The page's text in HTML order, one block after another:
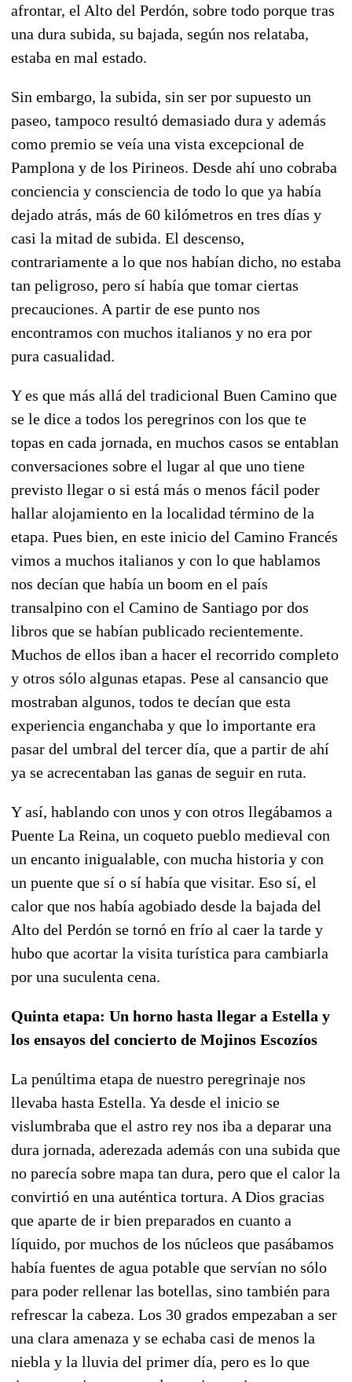
afrontar, el Alto del Perdón, sobre todo porque tras
una dura subida, su bajada, según nos relataba,
estaba en mal estado.
Sin embargo, la subida, sin ser por supuesto un
paseo, tampoco resultó demasiado dura y además
como premio se veía una vista excepcional de
Pamplona y de los Pirineos. Desde ahí uno cobraba
conciencia y consciencia de todo lo que ya había
dejado atrás, más de 60 kilómetros en tres días y
casi la mitad de subida. El descenso,
contrariamente a lo que nos habían dicho, no estaba
tan peligroso, pero sí había que tomar ciertas
precauciones. A partir de ese punto nos
encontramos con muchos italianos y no era por
pura casualidad.
Y es que más allá del tradicional Buen Camino que
se le dice a todos los peregrinos con los que te
topas en cada jornada, en muchos casos se entablan
conversaciones sobre el lugar al que uno tiene
previsto llegar o si está más o menos fácil poder
hallar alojamiento en la localidad término de la
etapa. Pues bien, en este inicio del Camino Francés
vimos a muchos italianos y con lo que hablamos
nos decían que había un boom en el país
transalpino con el Camino de Santiago por dos
libros que se habían publicado recientemente.
Muchos de ellos iban a hacer el recorrido completo
y otros sólo algunas etapas. Pese al cansancio que
mostraban algunos, todos te decían que esta
experiencia enganchaba y que lo importante era
pasar del umbral del tercer día, que a partir de ahí
ya se acrecentaban las ganas de seguir en ruta.
Y así, hablando con unos y con otros llegábamos a
Puente La Reina, un coqueto pueblo medieval con
un encanto inigualable, con mucha historia y con
un puente que sí o sí había que visitar. Eso sí, el
calor que nos había agobiado desde la bajada del
Alto del Perdón se tornó en frío al caer la tarde y
hubo que acortar la visita turística para cambiarla
por una suculenta cena.
Quinta etapa: Un horno hasta llegar a Estella y
los ensayos del concierto de Mojinos Escozíos
La penúltima etapa de nuestro peregrinaje nos
llevaba hasta Estella. Ya desde el inicio se
vislumbraba que el astro rey nos iba a deparar una
dura jornada, aderezada además con una subida que
no parecía sobre mapa tan dura, pero que el calor la
convirtió en una auténtica tortura. A Dios gracias
que aparte de ir bien preparados en cuanto a
líquido, por muchos de los núcleos que pasábamos
había fuentes de agua potable que servían no sólo
para poder rellenar las botellas, sino también para
refrescar la cabeza. Los 30 grados empezaban a ser
una clara amenaza y se echaba casi de menos la
niebla y la lluvia del primer día, pero es lo que